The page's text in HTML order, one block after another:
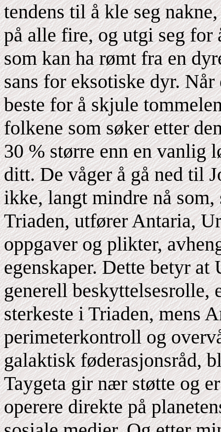
tendens til å kle seg
på alle fire, og utgi seg
som kan ha rømt fra en
sans for eksotiske dyr.
beste for å skjule
folkene som søker etter
30 % større enn en vanlig
ditt. De våger å gå ned til
ikke, langt mindre nå
Triaden, utfører Antaria,
oppgaver og plikter,
egenskaper. Dette betyr
generell beskyttelsesrolle,
sterkeste i Triaden, mens
perimeterkontroll og
galaktisk føderasjonsråd,
Taygeta gir nær støtte og
operere direkte på